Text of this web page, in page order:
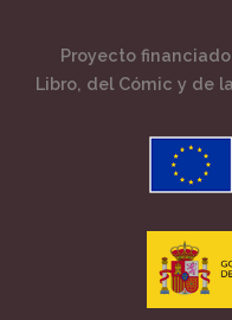
Proyecto
Libro, del Cómic y de